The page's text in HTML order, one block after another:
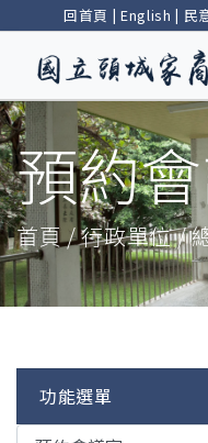
回首頁 | English | 民
預約
首頁 / 行政單位 /
功能選單